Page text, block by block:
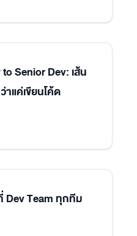
Senior Dev: เส้น
แค่เขียนโค้ด
Dev Team ทุกทีม